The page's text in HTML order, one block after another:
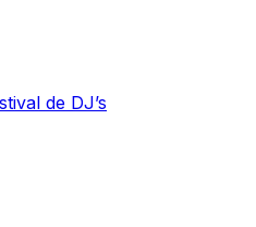
de DJ’s